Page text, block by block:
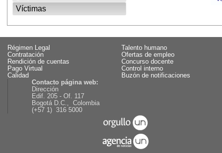
Víctimas
Régimen Legal
Talento humano
Contratación
Ofertas de empleo
Rendición de cuentas
Concurso docente
Pago Virtual
Control interno
Calidad
Buzón de notificaciones
Contacto página web:
Dirección
Edif. 205 - Of. 117
Bogotá D.C., Colombia
(+57 1) 316 5000